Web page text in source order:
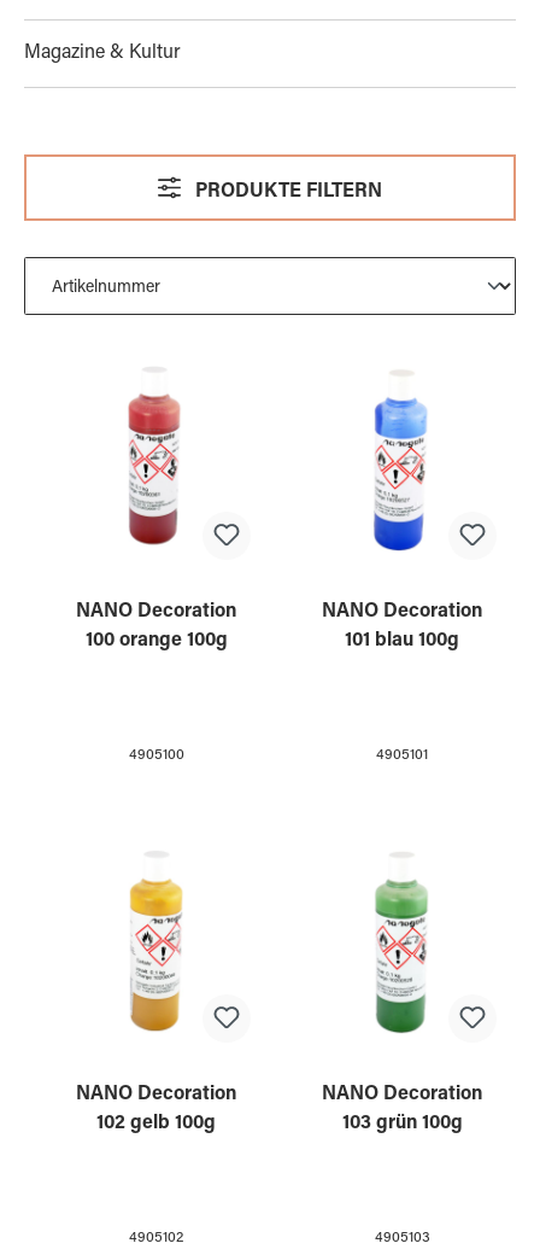
Magazine & Kultur
PRODUKTE FILTERN
NANO Decoration
100 orange 100g
4905100
NANO Decoration
101 blau 100g
4905101
NANO Decoration
102 gelb 100g
4905102
NANO Decoration
103 grün 100g
4905103